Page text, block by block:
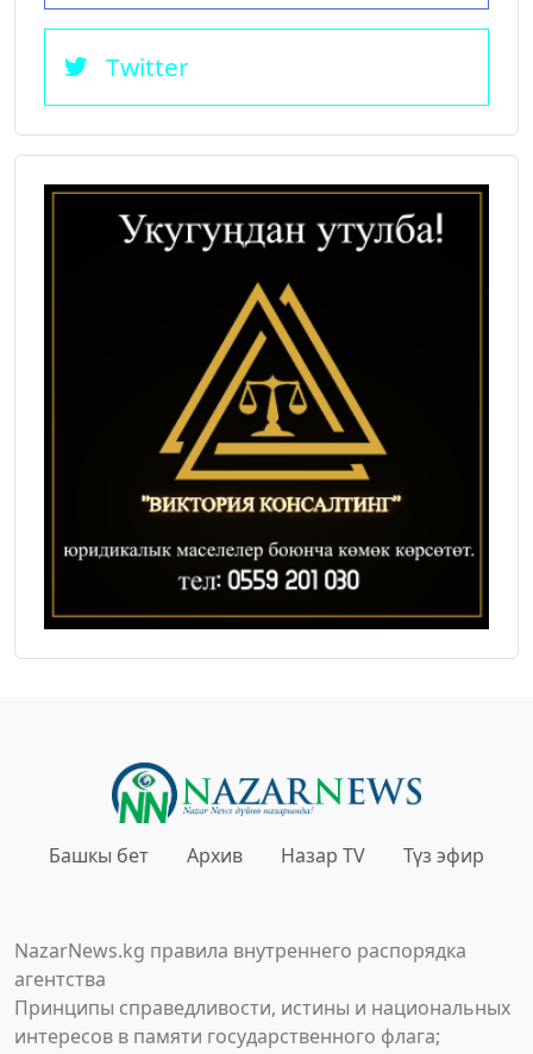
Twitter
Башкы бет Архив Назар TV Түз эфир
NazarNews.kg правила внутреннего распорядка
агентства
Принципы справедливости, истины и национальных
интересов в памяти государственного флага;